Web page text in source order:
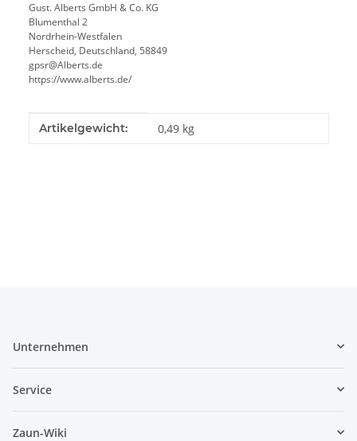
Gust. Alberts GmbH & Co. KG
Blumenthal 2
Nordrhein-Westfalen
Herscheid, Deutschland, 58849
gpsr@Alberts.de
https://www.alberts.de/
Produkteigenschaft
Wert
Artikelgewicht: 0,49 kg
Unternehmen
Service
Zaun-Wiki